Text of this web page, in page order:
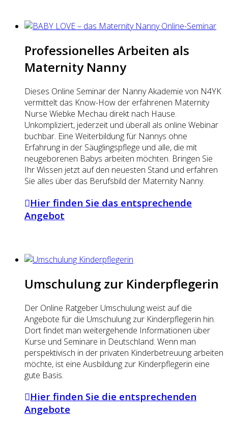
Professionelles Arbeiten als
Maternity Nanny
Dieses Online Seminar der Nanny Akademie von N4YK
vermittelt das Know-How der erfahrenen Maternity
Nurse Wiebke Mechau direkt nach Hause.
Unkompliziert, jederzeit und überall als online Webinar
buchbar. Eine Weiterbildung für Nannys ohne
Erfahrung in der Säuglingspflege und alle, die mit
neugeborenen Babys arbeiten möchten. Bringen Sie
Ihr Wissen jetzt auf den neuesten Stand und erfahren
Sie alles über das Berufsbild der Maternity Nanny.
Hier finden Sie das entsprechende
Angebot
Umschulung zur Kinderpflegerin
Der Online Ratgeber Umschulung weist auf die
Angebote für die Umschulung zur Kinderpflegerin hin.
Dort findet man weitergehende Informationen über
Kurse und Seminare in Deutschland. Wenn man
perspektivisch in der privaten Kinderbetreuung arbeiten
möchte, ist eine Ausbildung zur Kinderpflegerin eine
gute Basis.
Hier finden Sie die entsprechenden
Angebote